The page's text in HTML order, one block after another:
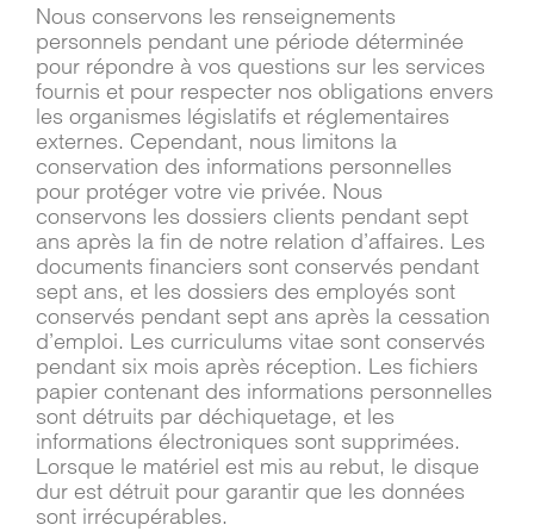
Nous conservons les renseignements
personnels pendant une période déterminée
pour répondre à vos questions sur les services
fournis et pour respecter nos obligations envers
les organismes législatifs et réglementaires
externes. Cependant, nous limitons la
conservation des informations personnelles
pour protéger votre vie privée. Nous
conservons les dossiers clients pendant sept
ans après la fin de notre relation d’affaires. Les
documents financiers sont conservés pendant
sept ans, et les dossiers des employés sont
conservés pendant sept ans après la cessation
d’emploi. Les curriculums vitae sont conservés
pendant six mois après réception. Les fichiers
papier contenant des informations personnelles
sont détruits par déchiquetage, et les
informations électroniques sont supprimées.
Lorsque le matériel est mis au rebut, le disque
dur est détruit pour garantir que les données
sont irrécupérables.